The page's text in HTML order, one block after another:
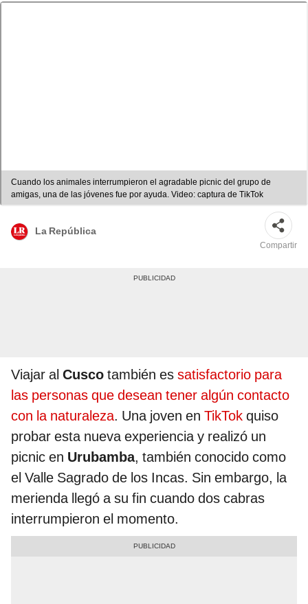
Cuando los animales interrumpieron el agradable picnic del grupo de
amigas, una de las jóvenes fue por ayuda. Video: captura de TikTok
La República
Compartir
Viajar al Cusco también es satisfactorio para
las personas que desean tener algún contacto
con la naturaleza. Una joven en TikTok quiso
probar esta nueva experiencia y realizó un
picnic en Urubamba, también conocido como
el Valle Sagrado de los Incas. Sin embargo, la
merienda llegó a su fin cuando dos cabras
interrumpieron el momento.